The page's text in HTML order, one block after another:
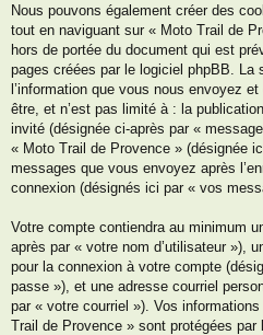
Nous pouvons également créer des
tout en naviguant sur « Moto Trail de
hors de portée du document qui est
pages créées par le logiciel phpBB. La
l’information que vous nous envoyez
être, et n’est pas limité à : la
invité (désignée ci-après par «
« Moto Trail de Provence » (désignée
messages que vous envoyez après
connexion (désignés ici par « vos
Votre compte contiendra au minimum
après par « votre nom d’utilisateur »),
pour la connexion à votre compte
passe »), et une adresse courriel
par « votre courriel »). Vos
Trail de Provence » sont protégées